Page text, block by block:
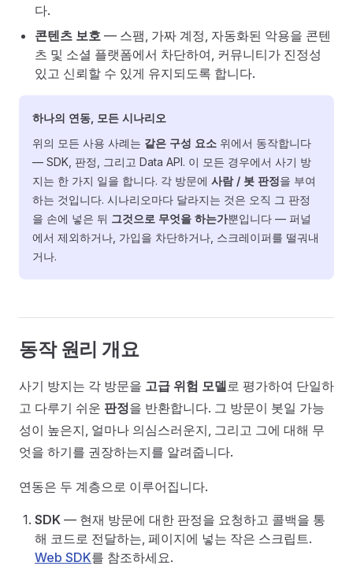
다.
콘텐츠 보호 — 스팸, 가짜 계정, 자동화된 악용을 콘텐
츠 및 소셜 플랫폼에서 차단하여, 커뮤니티가 진정성
있고 신뢰할 수 있게 유지되도록 합니다.
하나의 연동, 모든 시나리오
위의 모든 사용 사례는 같은 구성 요소 위에서 동작합니다
— SDK, 판정, 그리고 Data API. 이 모든 경우에서 사기 방
지는 한 가지 일을 합니다. 각 방문에 사람 / 봇 판정을 부여
하는 것입니다. 시나리오마다 달라지는 것은 오직 그 판정
을 손에 넣은 뒤 그것으로 무엇을 하는가뿐입니다 — 퍼널
에서 제외하거나, 가입을 차단하거나, 스크레이퍼를 떨궈내
거나.
동작 원리 개요
사기 방지는 각 방문을 고급 위험 모델로 평가하여 단일하
고 다루기 쉬운 판정을 반환합니다. 그 방문이 봇일 가능
성이 높은지, 얼마나 의심스러운지, 그리고 그에 대해 무
엇을 하기를 권장하는지를 알려줍니다.
연동은 두 계층으로 이루어집니다.
SDK — 현재 방문에 대한 판정을 요청하고 콜백을 통
해 코드로 전달하는, 페이지에 넣는 작은 스크립트.
Web SDK를 참조하세요.